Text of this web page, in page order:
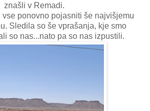
znašli v Remadi.
vse ponovno pojasniti še najvišjemu
Sledila so še vprašanja, kje smo
so nas...nato pa so nas izpustili.